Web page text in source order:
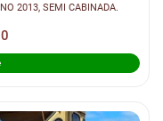
2013, SEMI CABINADA.